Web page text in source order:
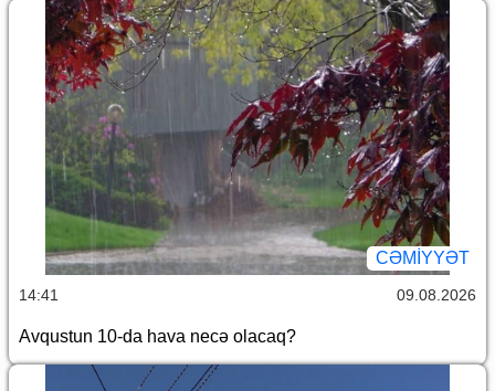
CƏMİYYƏT
14:41 09.08.2026
Avqustun 10-da hava necə olacaq?